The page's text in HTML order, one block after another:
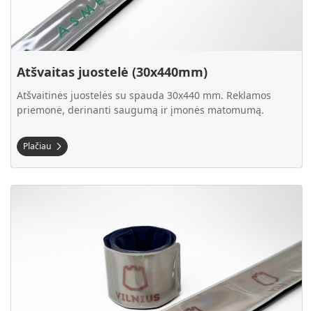
Atšvaitas juostelė (30x440mm)
Atšvaitinės juostelės su spauda 30x440 mm. Reklamos
priemonė, derinanti saugumą ir įmonės matomumą.
Plačiau